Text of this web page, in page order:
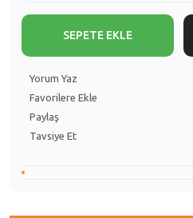
SEPETE EKLE
Yorum Yaz
Paylaş
Tavsiye Et